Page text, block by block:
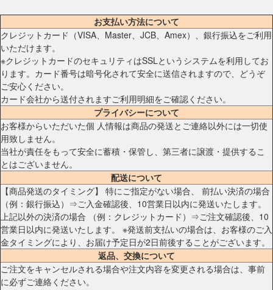
お支払い方法について
クレジットカード（VISA、Master、JCB、Amex）、銀行振込をご利用
いただけます。
※クレジットカードのセキュリティはSSLというシステムを利用してお
ります。カード番号は暗号化されて安全に送信されますので、どうぞ
ご安心ください。
カード会社から送付されますご利用明細をご確認ください。
プライバシーについて
お客様からいただいた個 人情報は商品の発送とご連絡以外には一切使
用致しません。
当社が責任をもって安全に蓄積・保管し、第三者に譲渡・提供するこ
とはございません。
配送について
【商品発送のタイミング】 特にご指定がない場合、 前払い決済の場合
（例：銀行振込）⇒ご入金確認後、10営業日以内に発送いたします。
上記以外の決済の場合 （例：クレジットカード）⇒ご注文確認後、10
営業日以内に発送いたします。 ※発送前支払いの場合は、お客様のご入
金タイミングにより、お届け予定日が2日前後することがございます。
返品、交換について
ご注文をキャンセルされる場合や注文内容を変更される場合は、事前
に必ずご連絡ください。